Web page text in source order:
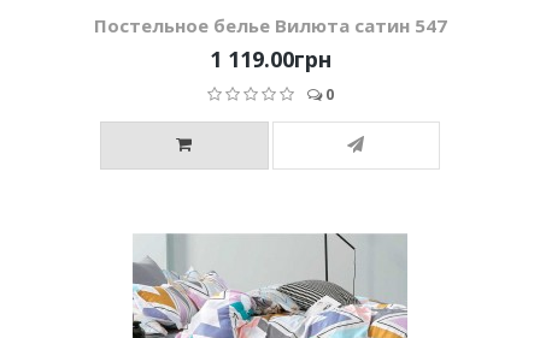
Постельное белье Вилюта сатин 547
1 119.00грн
0